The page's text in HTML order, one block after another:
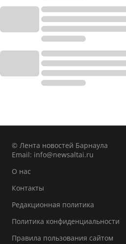
© Лента новостей Барнаула
Email: info@newsaltai.ru
О нас
Контакты
Редакционная политика
Политика конфиденциальности
Правила пользования сайтом